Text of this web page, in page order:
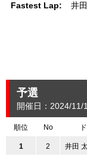
Fastest Lap:
井
予選
開催日：2024/11/
順位 No
1 2 井田